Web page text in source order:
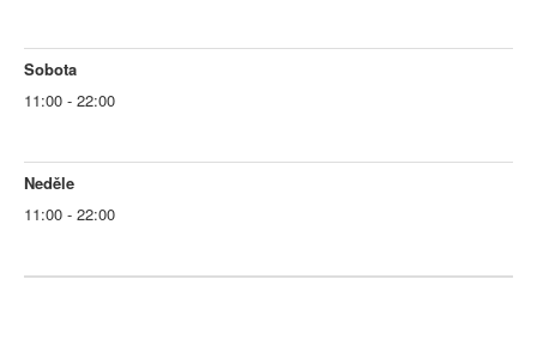
Sobota
11:00 - 22:00
Neděle
11:00 - 22:00